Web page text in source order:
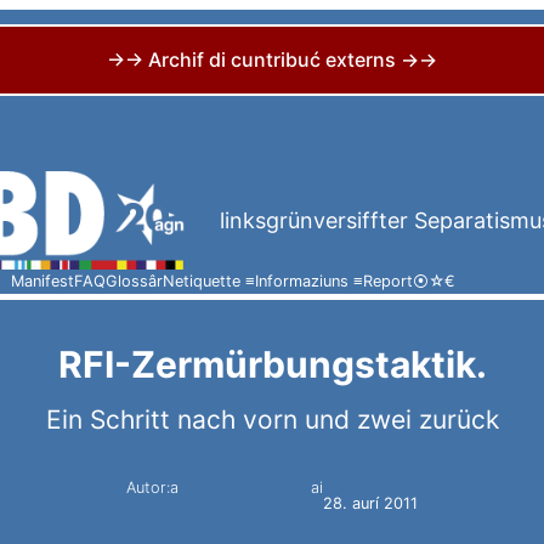
→→ Archif di cuntribuć externs →→
linksgrünversiffter
ManifestFAQGlossârNetiquette ≡Informaziuns ≡Report⦿☆€
RFI-Zermürbungstaktik.
Ein Schritt nach vorn und zwei zurück
Autor:a
ai
28. aurí 2011